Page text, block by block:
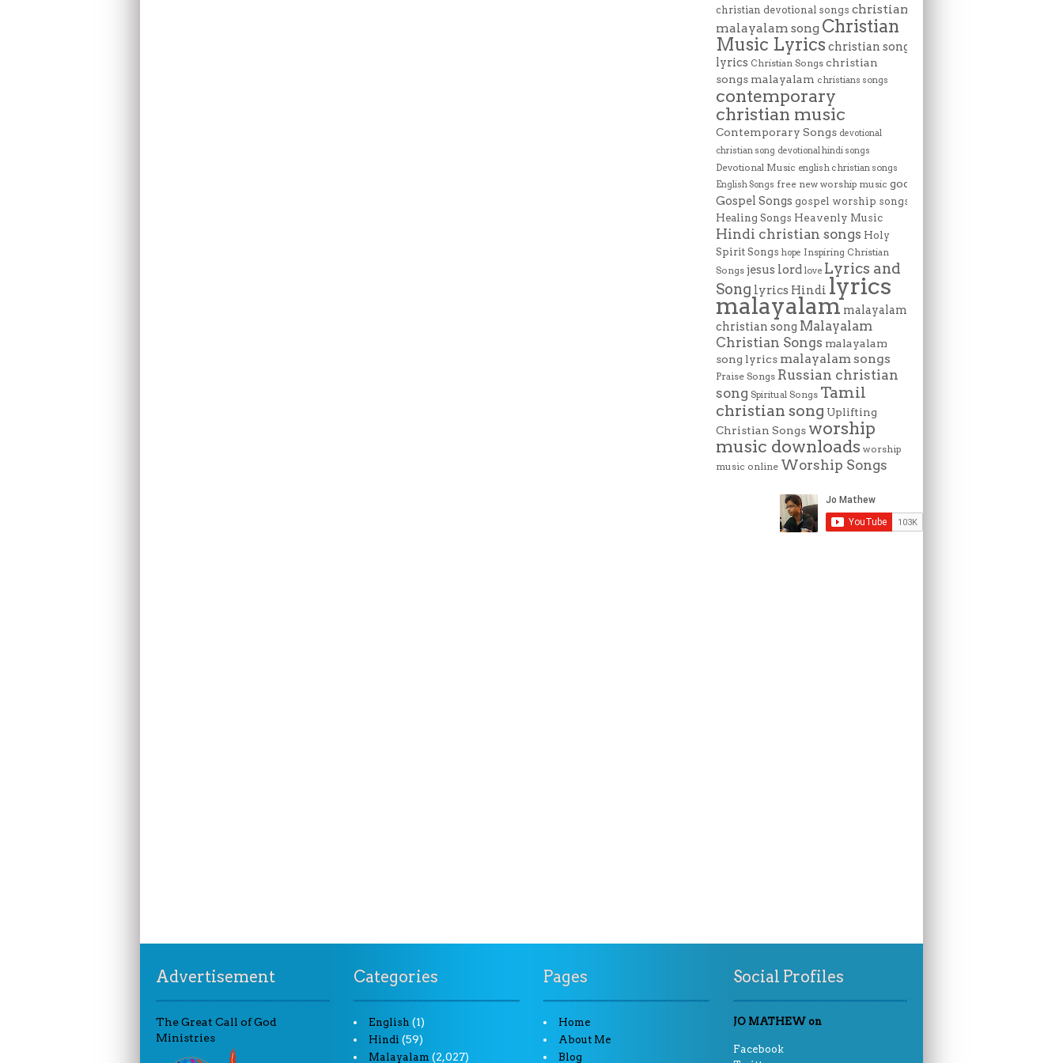
christian devotional songs christian
malayalam song Christian
Music Lyrics christian song
lyrics Christian Songs christian
songs malayalam christians songs
contemporary
christian music
Contemporary Songs devotional
christian song devotional hindi songs
Devotional Music english christian songs
English Songs free new worship music god
Gospel Songs gospel worship songs
Healing Songs Heavenly Music
Hindi christian songs Holy
Spirit Songs hope Inspiring Christian
Songs jesus lord love Lyrics and
Song lyrics Hindi lyrics
malayalam malayalam
christian song Malayalam
Christian Songs malayalam
song lyrics malayalam songs
Praise Songs Russian christian
song Spiritual Songs Tamil
christian song Uplifting
Christian Songs worship
music downloads worship
music online Worship Songs
Advertisement
The Great Call of God
Ministries
Categories
English (1)
Hindi (59)
Malayalam (2,027)
Pages
Home
About Me
Blog
Social Profiles
JO MATHEW on
Facebook